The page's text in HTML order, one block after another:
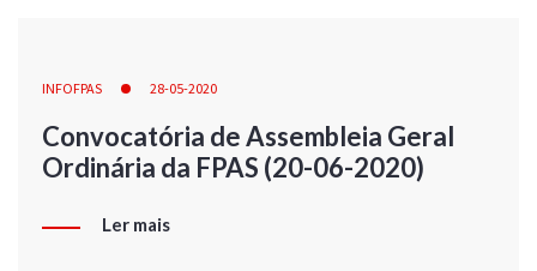
INFOFPAS 28-05-2020
Convocatória de Assembleia Geral
Ordinária da FPAS (20-06-2020)
Ler mais